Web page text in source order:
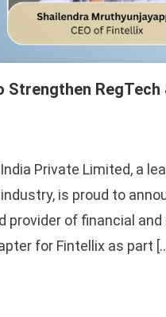
RegTech
Private Limited, a
is proud to
provider of financial
for Fintellix as part